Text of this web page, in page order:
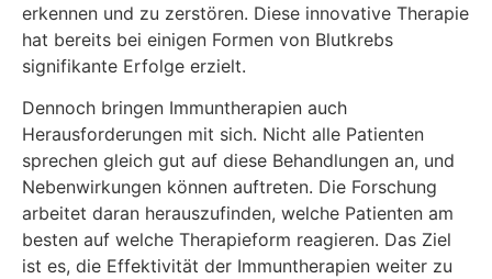
erkennen und zu zerstören. Diese innovative Therapie
hat bereits bei einigen Formen von Blutkrebs
signifikante Erfolge erzielt.
Dennoch bringen Immuntherapien auch
Herausforderungen mit sich. Nicht alle Patienten
sprechen gleich gut auf diese Behandlungen an, und
Nebenwirkungen können auftreten. Die Forschung
arbeitet daran herauszufinden, welche Patienten am
besten auf welche Therapieform reagieren. Das Ziel
ist es, die Effektivität der Immuntherapien weiter zu